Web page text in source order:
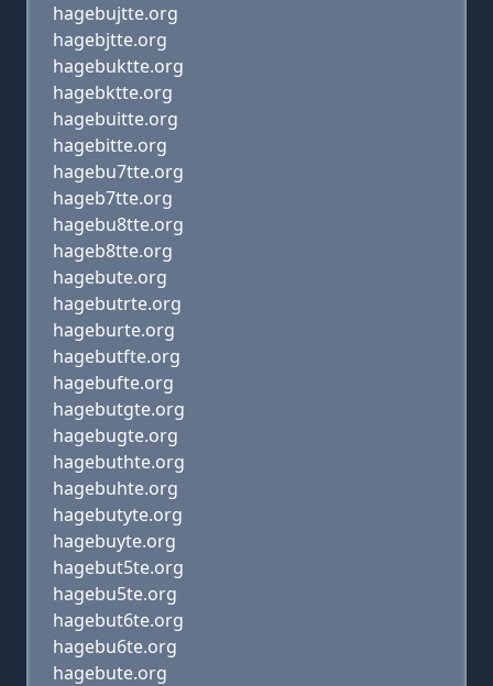
hagebujtte.org
hagebjtte.org
hagebuktte.org
hagebktte.org
hagebuitte.org
hagebitte.org
hagebu7tte.org
hageb7tte.org
hagebu8tte.org
hageb8tte.org
hagebute.org
hagebutrte.org
hageburte.org
hagebutfte.org
hagebufte.org
hagebutgte.org
hagebugte.org
hagebuthte.org
hagebuhte.org
hagebutyte.org
hagebuyte.org
hagebut5te.org
hagebu5te.org
hagebut6te.org
hagebu6te.org
hagebute.org